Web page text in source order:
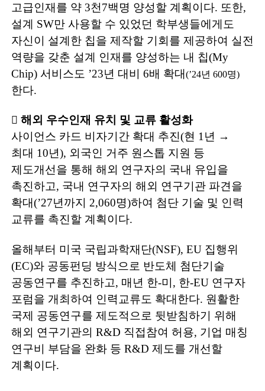
고급인재를 약 3천7백명 양성할 계획이다. 또한,
설계 SW만 사용할 수 있었던 학부생들에게도
자신이 설계한 칩을 제작할 기회를 제공하여 실전
역량을 갖춘 설계 인재를 양성하는 내 칩(My
Chip) 서비스도 ’23년 대비 6배 확대(’24년 600명)
한다.
󰊲 해외 우수인재 유치 및 교류 활성화
사이언스 카드 비자기간 확대 추진(현 1 년 →
최대 10년), 외국인 거주 원스톱 지원 등
제도개선을 통해 해외 연구자의 국내 유입을
촉진하고, 국내 연구자의 해외 연구기관 파견을
확대(’27년까지 2,060명)하여 첨단 기술 및 인력
교류를 촉진할 계획이다.
올해부터 미국 국립과학재단(NSF), EU 집행위
(EC)와 공동펀딩 방식으로 반도체 첨단기술
공동연구를 추진하고, 매년 한-미, 한-EU 연구자
포럼을 개최하여 인력교류도 확대한다. 원활한
국제 공동연구를 제도적으로 뒷받침하기 위해
해외 연구기관의 R&D 직접참여 허용, 기업 매칭
연구비 부담을 완화 등 R&D 제도를 개선할
계획이다.